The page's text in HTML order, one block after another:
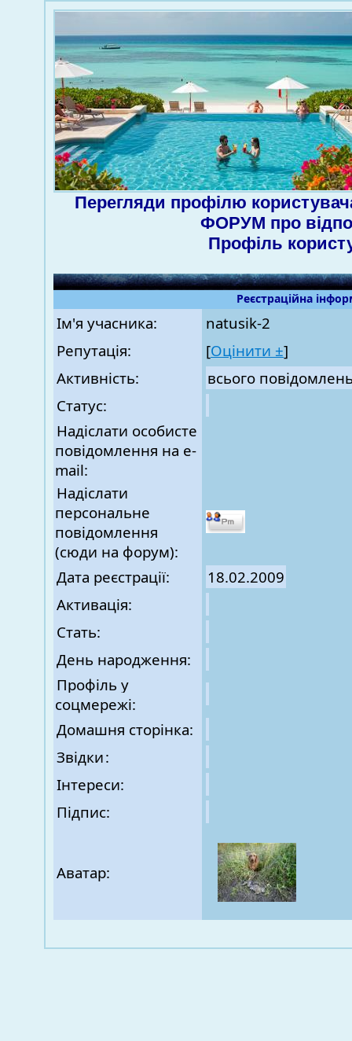
Перегляди профілю
ФОРУМ про
Профіль
Реєстраційна
Ім'я учасника:
natusik-2
Репутація:
[Оцінити ±]
Активність:
всього
Статус:
Надіслати особисте
повідомлення на e-
mail:
Надіслати
персональне
повідомлення
(сюди на форум):
Дата реєстрації:
18.02.2009
Активація:
Стать:
День народження:
Профіль у
соцмережі:
Домашня сторінка:
Звідки:
Інтереси:
Підпис:
Аватар: